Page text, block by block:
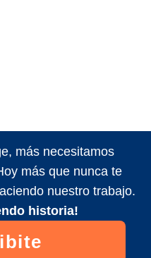
más necesitamos
más que nunca te
nuestro trabajo.
historia!